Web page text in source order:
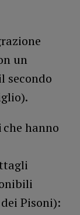
un
secondo
hanno
Pisoni):